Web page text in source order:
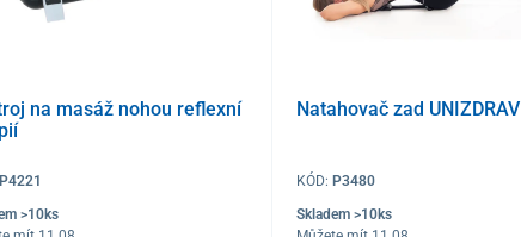
na masáž nohou reflexní
P4221
>10ks
Natahovač zad UNIZDRAV
KÓD: P3480
Skladem >10ks